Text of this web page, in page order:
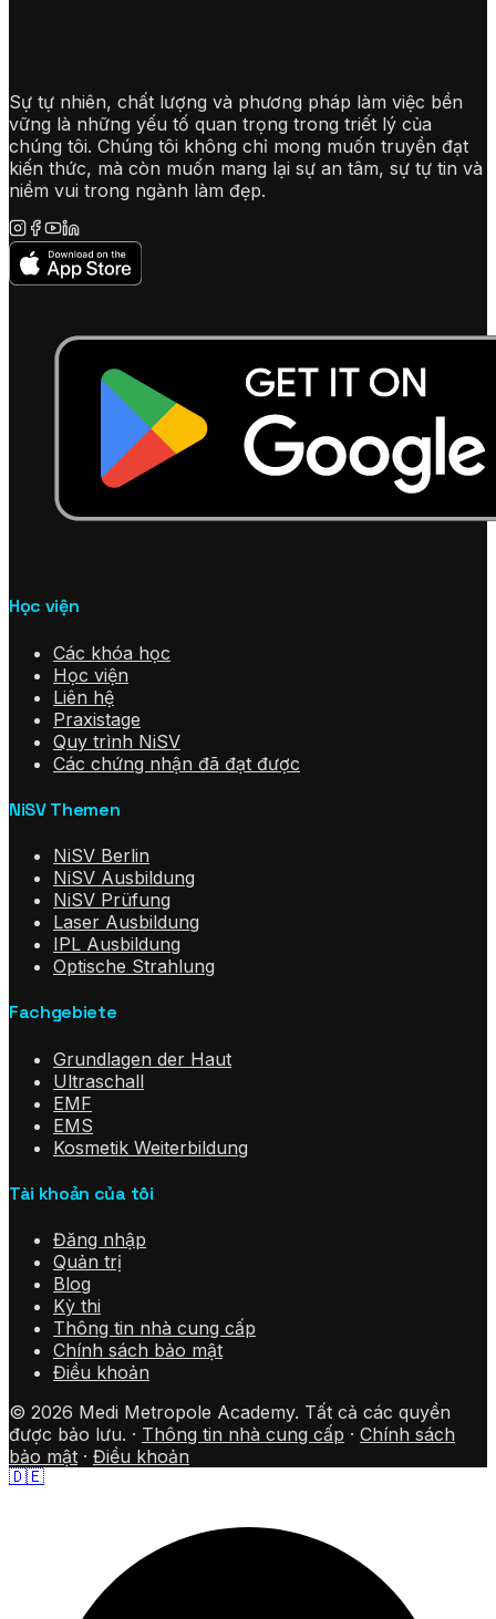
Sự tự nhiên, chất lượng và phương pháp làm việc bền
vững là những yếu tố quan trọng trong triết lý của
chúng tôi. Chúng tôi không chỉ mong muốn truyền đạt
kiến thức, mà còn muốn mang lại sự an tâm, sự tự tin và
niềm vui trong ngành làm đẹp.
Học viện
Các khóa học
Học viện
Liên hệ
Praxistage
Quy trình NiSV
Các chứng nhận đã đạt được
NiSV Themen
NiSV Berlin
NiSV Ausbildung
NiSV Prüfung
Laser Ausbildung
IPL Ausbildung
Optische Strahlung
Fachgebiete
Grundlagen der Haut
Ultraschall
EMF
EMS
Kosmetik Weiterbildung
Tài khoản của tôi
Đăng nhập
Quản trị
Blog
Kỳ thi
Thông tin nhà cung cấp
Chính sách bảo mật
Điều khoản
© 2026 Medi Metropole Academy. Tất cả các quyền
được bảo lưu. · Thông tin nhà cung cấp · Chính sách
bảo mật · Điều khoản
🇩🇪